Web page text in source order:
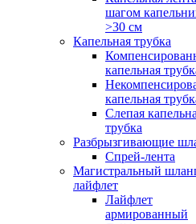
шагом
>30 см
Капельная трубка
капельная
капельная
Слепая
трубка
Разбрызгивающие
Спрей-лента
Магистральный
лайфлет
Лайфлет
армированный